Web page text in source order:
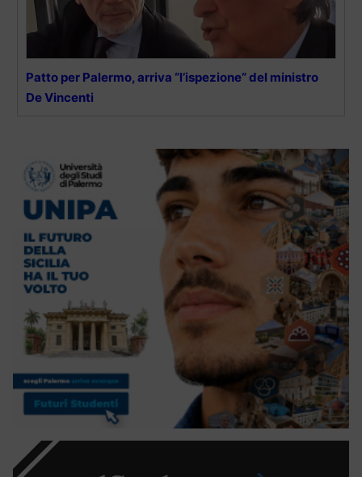
Patto per Palermo, arriva “l’ispezione” del ministro
De Vincenti